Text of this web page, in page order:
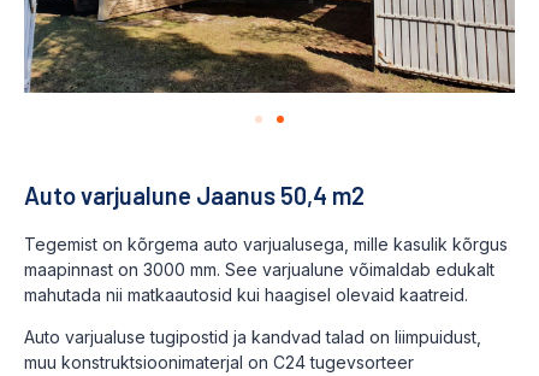
Auto varjualune Jaanus 50,4 m2
Tegemist on kõrgema auto varjualusega, mille kasulik kõrgus
maapinnast on 3000 mm. See varjualune võimaldab edukalt
mahutada nii matkaautosid kui haagisel olevaid kaatreid.
Auto varjualuse tugipostid ja kandvad talad on liimpuidust,
muu konstruktsioonimaterjal on C24 tugevsorteer